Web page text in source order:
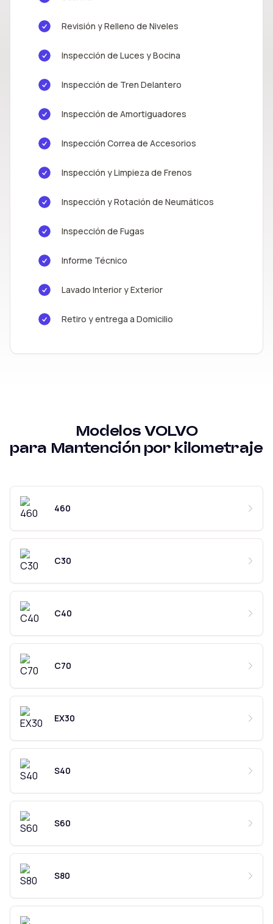
Revisión y Relleno de Niveles
Inspección de Luces y Bocina
Inspección de Tren Delantero
Inspección de Amortiguadores
Inspección Correa de Accesorios
Inspección y Limpieza de Frenos
Inspección y Rotación de Neumáticos
Inspección de Fugas
Informe Técnico
Lavado Interior y Exterior
Retiro y entrega a Domicilio
ModelosVOLVO
para Mantención por kilometraje
460
C30
C40
C70
EX30
S40
S60
S80